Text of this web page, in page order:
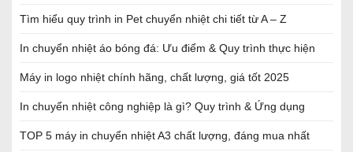
Tìm hiểu quy trình in Pet chuyển nhiệt chi tiết từ A – Z
In chuyển nhiệt áo bóng đá: Ưu điểm & Quy trình thực hiện
Máy in logo nhiệt chính hãng, chất lượng, giá tốt 2025
In chuyển nhiệt công nghiệp là gì? Quy trình & Ứng dụng
TOP 5 máy in chuyển nhiệt A3 chất lượng, đáng mua nhất